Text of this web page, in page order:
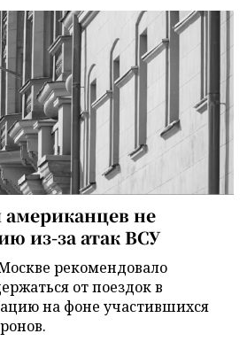
не
из-за атак ВСУ
рекомендовало
от поездок в
на фоне участившихся